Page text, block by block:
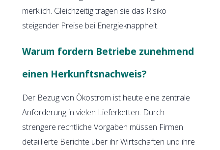
merklich. Gleichzeitig tragen sie das Risiko
steigender Preise bei Energieknappheit.
Warum fordern Betriebe zunehmend
einen Herkunftsnachweis?
Der Bezug von Ökostrom ist heute eine zentrale
Anforderung in vielen Lieferketten. Durch
strengere rechtliche Vorgaben müssen Firmen
detaillierte Berichte über ihr Wirtschaften und ihre